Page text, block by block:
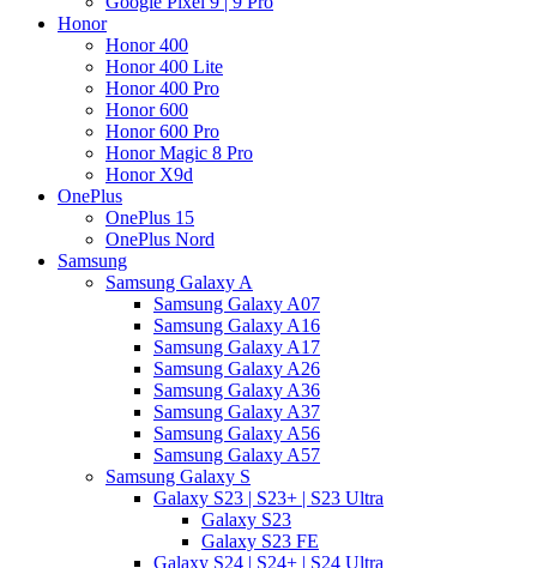
Honor
Honor 400
Honor 400 Lite
Honor 400 Pro
Honor 600
Honor 600 Pro
Honor Magic 8 Pro
Honor X9d
OnePlus
OnePlus 15
OnePlus Nord
Samsung
Samsung Galaxy A
Samsung Galaxy A07
Samsung Galaxy A16
Samsung Galaxy A17
Samsung Galaxy A26
Samsung Galaxy A36
Samsung Galaxy A37
Samsung Galaxy A56
Samsung Galaxy A57
Samsung Galaxy S
Galaxy S23 | S23+ | S23 Ultra
Galaxy S23
Galaxy S23 FE
Galaxy S24 | S24+ | S24 Ultra